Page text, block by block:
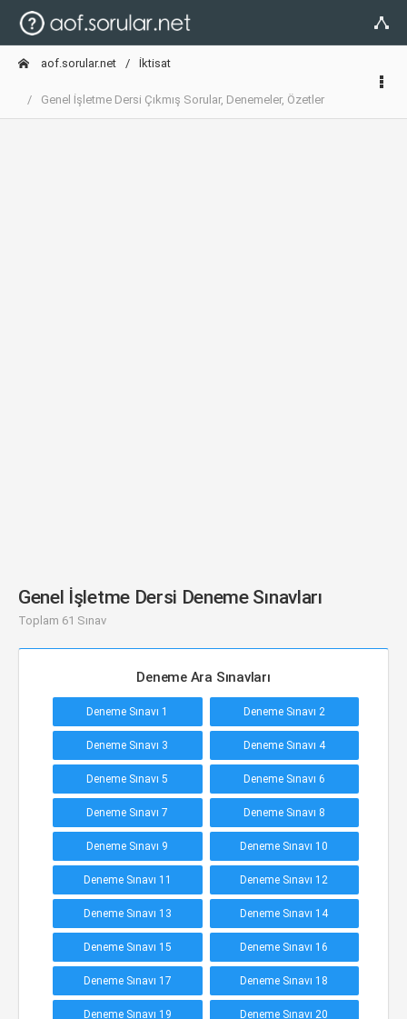
aof.sorular.net İktisat
Genel İşletme Dersi Çıkmış Sorular, Denemeler, Özetler
Genel İşletme Dersi Deneme Sınavları
Toplam 61 Sınav
Deneme Ara Sınavları
Deneme Sınavı 1 Deneme Sınavı 2
Deneme Sınavı 3 Deneme Sınavı 4
Deneme Sınavı 5 Deneme Sınavı 6
Deneme Sınavı 7 Deneme Sınavı 8
Deneme Sınavı 9 Deneme Sınavı 10
Deneme Sınavı 11 Deneme Sınavı 12
Deneme Sınavı 13 Deneme Sınavı 14
Deneme Sınavı 15 Deneme Sınavı 16
Deneme Sınavı 17 Deneme Sınavı 18
Deneme Sınavı 19 Deneme Sınavı 20